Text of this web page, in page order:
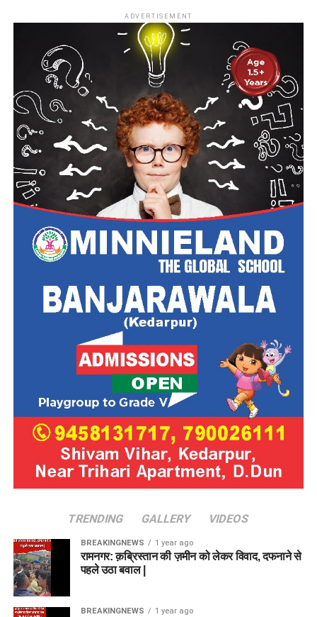
ADVERTISEMENT
TRENDING GALLERY VIDEOS
BREAKINGNEWS 1 year ago
रामनगर: क़ब्रिस्तान की ज़मीन को लेकर विवाद, दफनाने से
पहले उठा बवाल |
BREAKINGNEWS 1 year ago